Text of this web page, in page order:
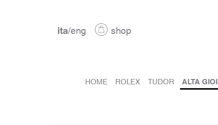
ita/eng shop
HOME ROLEX TUDOR ALTA